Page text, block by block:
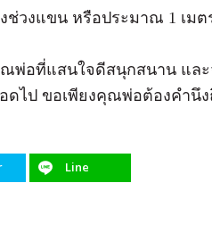
วงแขน หรือประมาณ 1 เม
พ่อที่แสนใจดีสนุกสนาน และ
ดไป ขอเพียงคุณพ่อต้องคำนึ
Line